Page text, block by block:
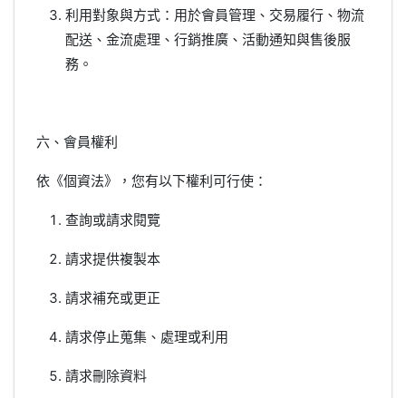
利用對象與方式：用於會員管理、交易履行、物流
配送、金流處理、行銷推廣、活動通知與售後服
務。
六、會員權利
依《個資法》，您有以下權利可行使：
查詢或請求閱覽
請求提供複製本
請求補充或更正
請求停止蒐集、處理或利用
請求刪除資料